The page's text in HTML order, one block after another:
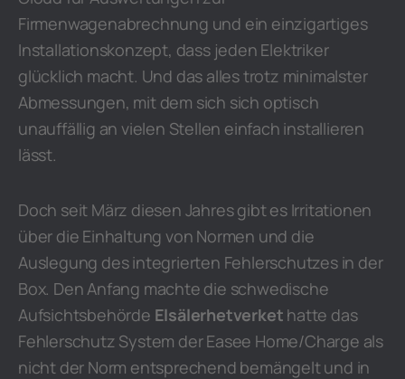
Firmenwagenabrechnung und ein einzigartiges
Installationskonzept, dass jeden Elektriker
glücklich macht. Und das alles trotz minimalster
Abmessungen, mit dem sich sich optisch
unauffällig an vielen Stellen einfach installieren
lässt.
Doch seit März diesen Jahres gibt es Irritationen
über die Einhaltung von Normen und die
Auslegung des integrierten Fehlerschutzes in der
Box. Den Anfang machte die schwedische
Aufsichtsbehörde Elsälerhetverket hatte das
Fehlerschutz System der Easee Home/Charge als
nicht der Norm entsprechend bemängelt und in